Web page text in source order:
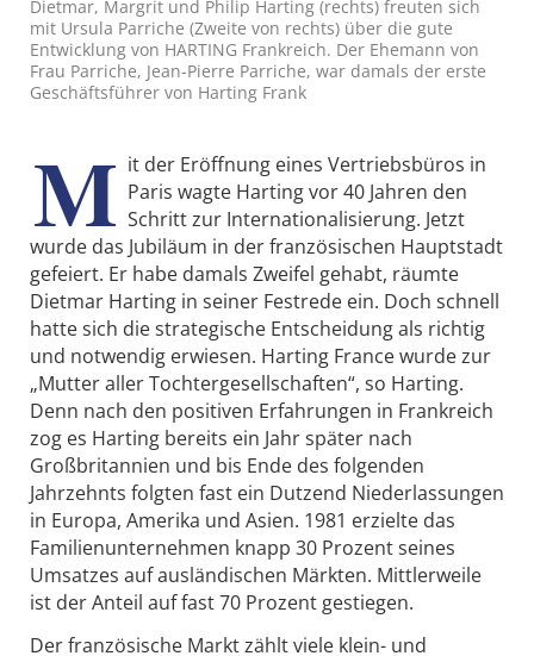
Dietmar, Margrit und Philip Harting (rechts) freuten sich
mit Ursula Parriche (Zweite von rechts) über die gute
Entwicklung von HARTING Frankreich. Der Ehemann von
Frau Parriche, Jean-Pierre Parriche, war damals der erste
Geschäftsführer von Harting Frank
M it der Eröffnung eines Vertriebsbüros in
Paris wagte Harting vor 40 Jahren den
Schritt zur Internationalisierung. Jetzt
wurde das Jubiläum in der französischen Hauptstadt
gefeiert. Er habe damals Zweifel gehabt, räumte
Dietmar Harting in seiner Festrede ein. Doch schnell
hatte sich die strategische Entscheidung als richtig
und notwendig erwiesen. Harting France wurde zur
„Mutter aller Tochtergesellschaften“, so Harting.
Denn nach den positiven Erfahrungen in Frankreich
zog es Harting bereits ein Jahr später nach
Großbritannien und bis Ende des folgenden
Jahrzehnts folgten fast ein Dutzend Niederlassungen
in Europa, Amerika und Asien. 1981 erzielte das
Familienunternehmen knapp 30 Prozent seines
Umsatzes auf ausländischen Märkten. Mittlerweile
ist der Anteil auf fast 70 Prozent gestiegen.
Der französische Markt zählt viele klein- und